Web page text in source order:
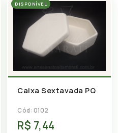
DISPONÍVEL
Caixa Sextavada PQ
Cód: 0102
R$ 7,44